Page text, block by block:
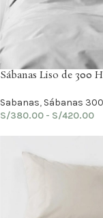
Sábanas Liso de 300
Sabanas, Sábanas
S/380.00 - S/420.00